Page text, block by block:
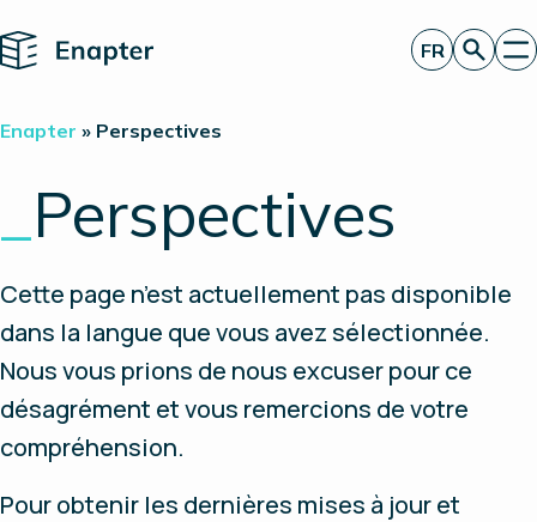
Home
Projets
Partners
Perspectives
Relations investisseurs
FR
Enapter » Perspectives
Perspectives
Cette page n’est actuellement pas disponible
dans la langue que vous avez sélectionnée.
Nous vous prions de nous excuser pour ce
désagrément et vous remercions de votre
compréhension.
Pour obtenir les dernières mises à jour et